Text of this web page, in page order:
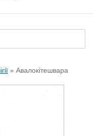
» Авалокітешвара